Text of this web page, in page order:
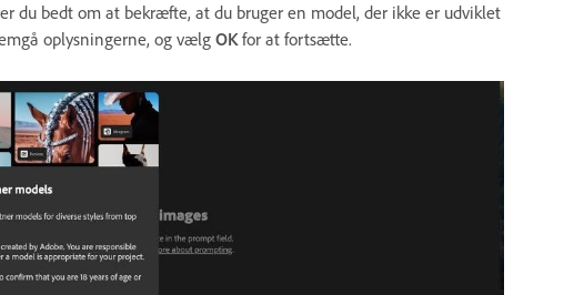
du bedt om at bekræfte, at du bruger en model, der ikke er udviklet
oplysningerne, og vælg OKfor at fortsætte.